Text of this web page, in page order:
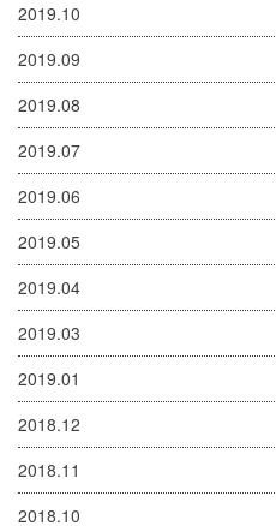
2019.10
2019.09
2019.08
2019.07
2019.06
2019.05
2019.04
2019.03
2019.01
2018.12
2018.11
2018.10